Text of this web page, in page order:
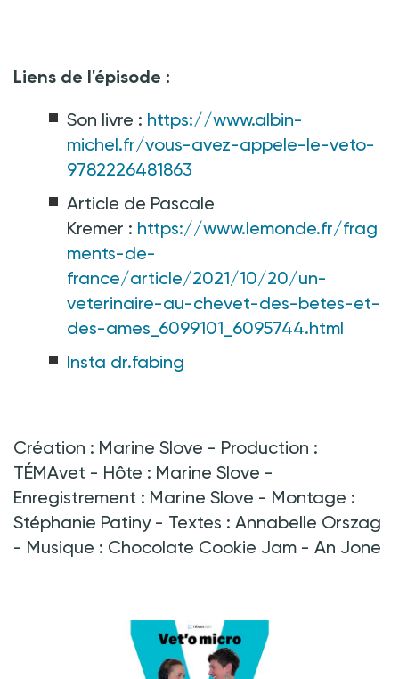
Liens de l'épisode :
Son livre : https://www.albin-
michel.fr/vous-avez-appele-le-veto-
9782226481863
Article de Pascale
Kremer : https://www.lemonde.fr/frag
ments-de-
france/article/2021/10/20/un-
veterinaire-au-chevet-des-betes-et-
des-ames_6099101_6095744.html
Insta dr.fabing
Création : Marine Slove - Production :
TÉMAvet - Hôte : Marine Slove -
Enregistrement : Marine Slove - Montage :
Stéphanie Patiny - Textes : Annabelle Orszag
- Musique : Chocolate Cookie Jam - An Jone